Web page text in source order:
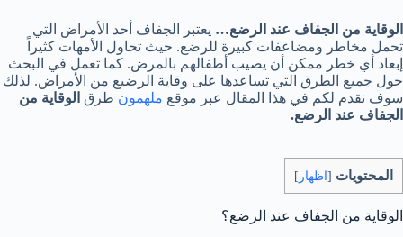
الوقاية من الجفاف عند الرضع… يعتبر الجفاف أحد الأمراض التي
تحمل مخاطر ومضاعفات كبيرة للرضع. حيث تحاول الأمهات كثيراً
إبعاد أي خطر ممكن أن يصيب أطفالهم بالمرض. كما تعمل في البحث
حول جميع الطرق التي تساعدها على وقاية الرضيع من الأمراض. لذلك
سوف نقدم لكم في هذا المقال عبر موقع ملهمون طرق الوقاية من
الجفاف عند الرضع.
المحتويات [ اظهار ]
الوقاية من الجفاف عند الرضع؟